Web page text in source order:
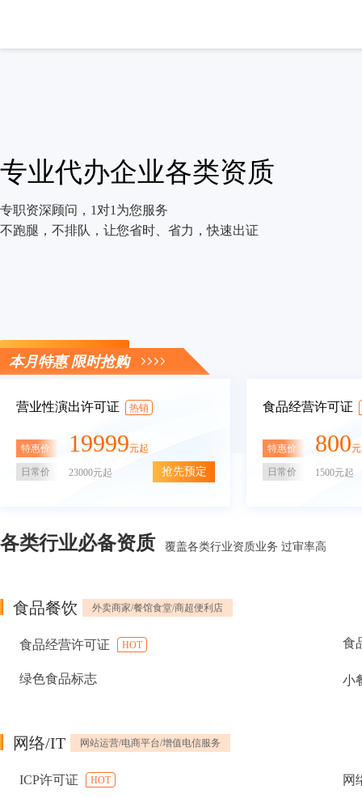
专业代办企业各类资质
专职资深顾问，1对1为您服务
不跑腿，不排队，让您省时、省力，快速出证
立即咨询
本月特惠 限时抢购
营业性演出许可证 热销
特惠价 19999元起
日常价 23000元起 抢先预定
食品经营许可证
特惠价 800
日常价 1500元起
各类行业必备资质 覆盖各类行业资质业务 过审率高
食品餐饮 外卖商家/餐馆食堂/商超便利店
食品经营许可证 HOT 食
绿色食品标志 小
网络/IT 网站运营/电商平台/增值电信服务
ICP许可证 HOT 网